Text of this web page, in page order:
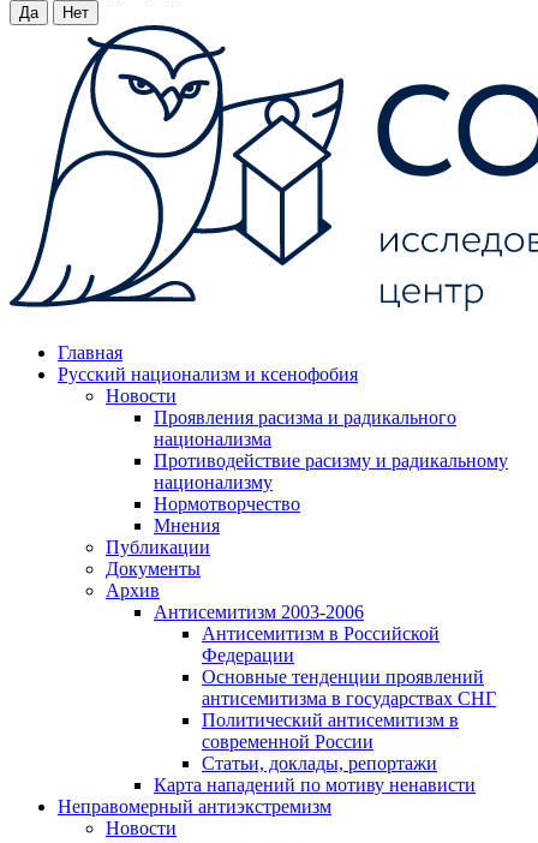
Да Нет
Главная
Русский национализм и ксенофобия
Новости
Проявления расизма и радикального
национализма
Противодействие расизму и радикальному
национализму
Нормотворчество
Мнения
Публикации
Документы
Архив
Антисемитизм 2003-2006
Антисемитизм в Российской
Федерации
Основные тенденции проявлений
антисемитизма в государствах СНГ
Политический антисемитизм в
современной России
Статьи, доклады, репортажи
Карта нападений по мотиву ненависти
Неправомерный антиэкстремизм
Новости